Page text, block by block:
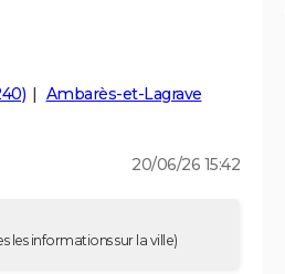
Ambarès-et-Lagrave
20/06/26 15:42
les informations sur la ville)